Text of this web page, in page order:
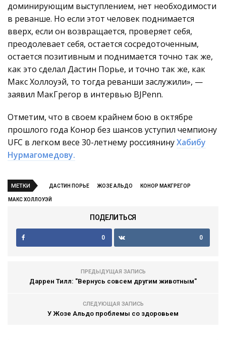
доминирующим выступлением, нет необходимости
в реванше. Но если этот человек поднимается
вверх, если он возвращается, проверяет себя,
преодолевает себя, остается сосредоточенным,
остается позитивным и поднимается точно так же,
как это сделал Дастин Порье, и точно так же, как
Макс Холлоуэй, то тогда реванши заслужили», —
заявил МакГрегор в интервью BJPenn.
Отметим, что в своем крайнем бою в октябре
прошлого года Конор без шансов уступил чемпиону
UFC в легком весе 30-летнему россиянинуХабибу
Нурмагомедову.
МЕТКИ ДАСТИН ПОРЬЕ ЖОЗЕ АЛЬДО КОНОР МАКГРЕГОР
МАКС ХОЛЛОУЭЙ
ПОДЕЛИТЬСЯ
0 0
ПРЕДЫДУЩАЯ ЗАПИСЬ
Даррен Тилл: "Вернусь совсем другим животным"
СЛЕДУЮЩАЯ ЗАПИСЬ
У Жозе Альдо проблемы со здоровьем